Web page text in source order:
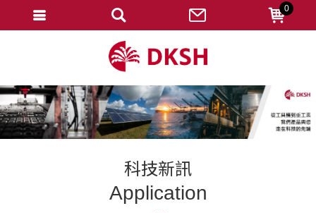
科技新訊
Application
0
忘記密碼
變更密碼
修改個人資料